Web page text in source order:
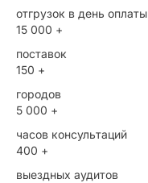
отгрузок в день оплаты
15 000 +
поставок
150 +
городов
5 000 +
часов консультаций
400 +
выездных аудитов